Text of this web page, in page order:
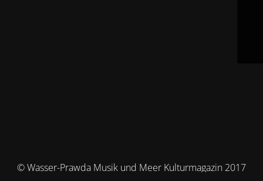
© Wasser-Prawda Musik und Meer Kulturmagazin 2017